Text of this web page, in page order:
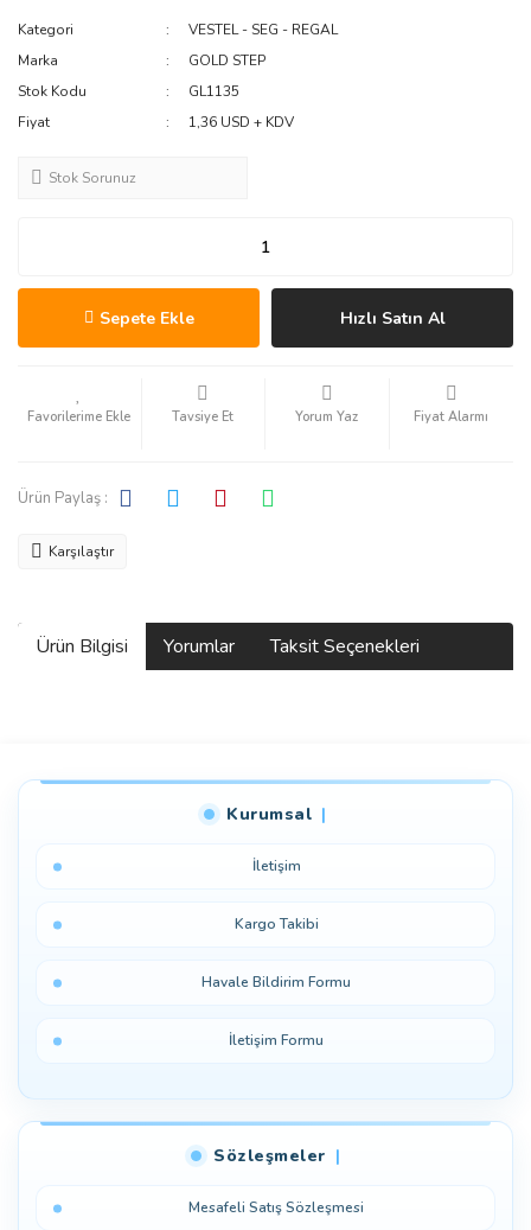
Kategori
VESTEL - SEG - REGAL
Marka
GOLD STEP
Stok Kodu
GL1135
Fiyat
1,36 USD + KDV
Stok Sorunuz
Sepete Ekle Hızlı Satın Al
Tavsiye Et Yorum Yaz Fiyat Alarmı
Ürün Paylaş :
Karşılaştır
Ürün Bilgisi Yorumlar Taksit Seçenekleri
Kurumsal
İletişim
Kargo Takibi
Havale Bildirim Formu
İletişim Formu
Sözleşmeler
Mesafeli Satış Sözleşmesi